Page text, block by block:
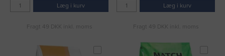
Læg i kurv
Fragt 49 DKK inkl. moms
Læg i kurv
Fragt 49 DKK inkl. moms